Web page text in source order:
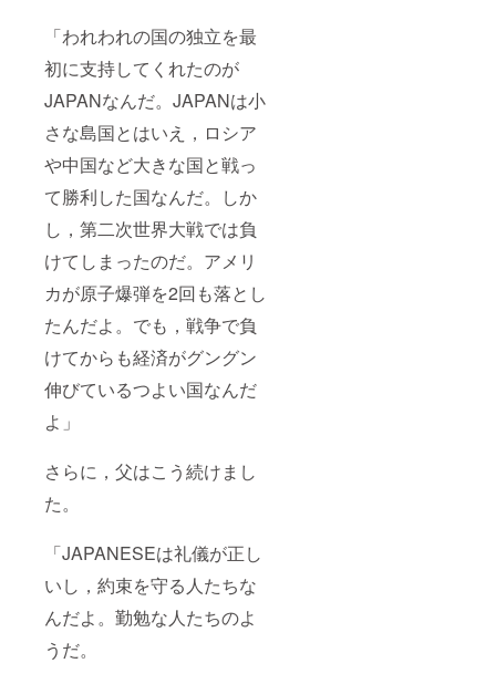
「われわれの国の独立を最
初に支持してくれたのが
JAPANなんだ。JAPANは小
さな島国とはいえ，ロシア
や中国など大きな国と戦っ
て勝利した国なんだ。しか
し，第二次世界大戦では負
けてしまったのだ。アメリ
カが原子爆弾を2回も落とし
たんだよ。でも，戦争で負
けてからも経済がグングン
伸びているつよい国なんだ
よ」
さらに，父はこう続けまし
た。
「JAPANESEは礼儀が正し
いし，約束を守る人たちな
んだよ。勤勉な人たちのよ
うだ。